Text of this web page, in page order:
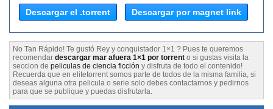
Descargar el .torrent Descargar por magnet link
No Tan Rápido! Te gustó Rey y conquistador 1×1 ? Pues te queremos
recomendar descargar mar afuera 1×1 por torrent o si gustas visita la
seccion de peliculas de ciencia ficción y disfruta de todo el contenido!
Recuerda que en elitetorrent somos parte de todos de la misma familia, si
deseas alguna otra pelicula o serie solo debes contactarnos y pedirnos
para que se publique y puedas disfrutarla.